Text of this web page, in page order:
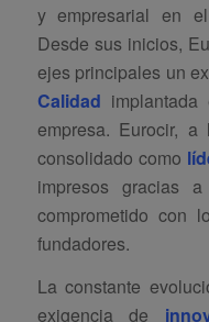
y empresarial en
Desde sus inicios,
ejes principales un
Calidad
empresa. Eurocir,
consolidado como
impresos gracias
comprometido con
fundadores.
La constante
exigencia de